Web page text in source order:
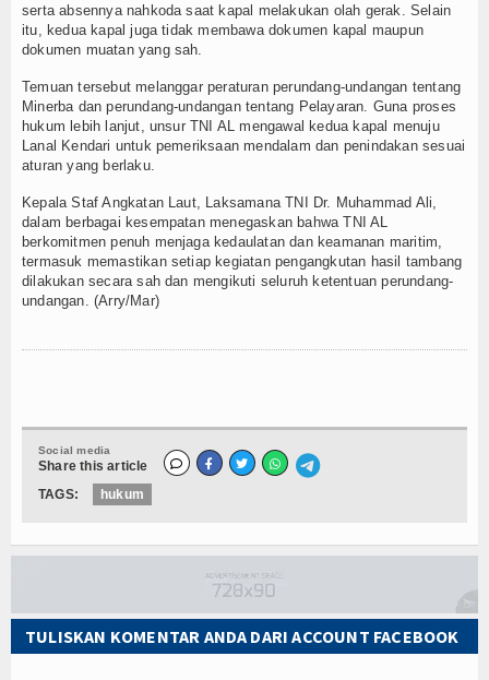
serta absennya nahkoda saat kapal melakukan olah gerak. Selain
itu, kedua kapal juga tidak membawa dokumen kapal maupun
dokumen muatan yang sah.
Temuan tersebut melanggar peraturan perundang-undangan tentang
Minerba dan perundang-undangan tentang Pelayaran. Guna proses
hukum lebih lanjut, unsur TNI AL mengawal kedua kapal menuju
Lanal Kendari untuk pemeriksaan mendalam dan penindakan sesuai
aturan yang berlaku.
Kepala Staf Angkatan Laut, Laksamana TNI Dr. Muhammad Ali,
dalam berbagai kesempatan menegaskan bahwa TNI AL
berkomitmen penuh menjaga kedaulatan dan keamanan maritim,
termasuk memastikan setiap kegiatan pengangkutan hasil tambang
dilakukan secara sah dan mengikuti seluruh ketentuan perundang-
undangan. (Arry/Mar)
Social media
Share this article
TAGS:
hukum
TULISKAN KOMENTAR ANDA DARI ACCOUNT FACEBOOK